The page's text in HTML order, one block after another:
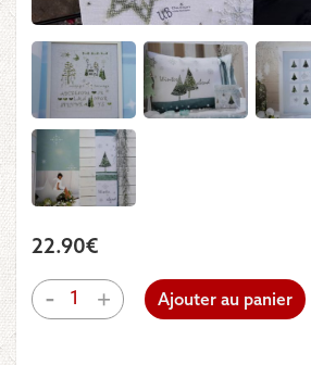
22.90€
-
quantité
de
+ Ajouter au panier